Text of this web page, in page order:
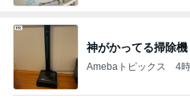
神がかってる掃除機
Amebaトピックス 4